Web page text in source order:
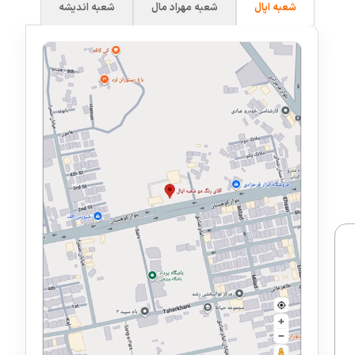
شعبه اپال شعبه مهراد مال شعبه اندیشه